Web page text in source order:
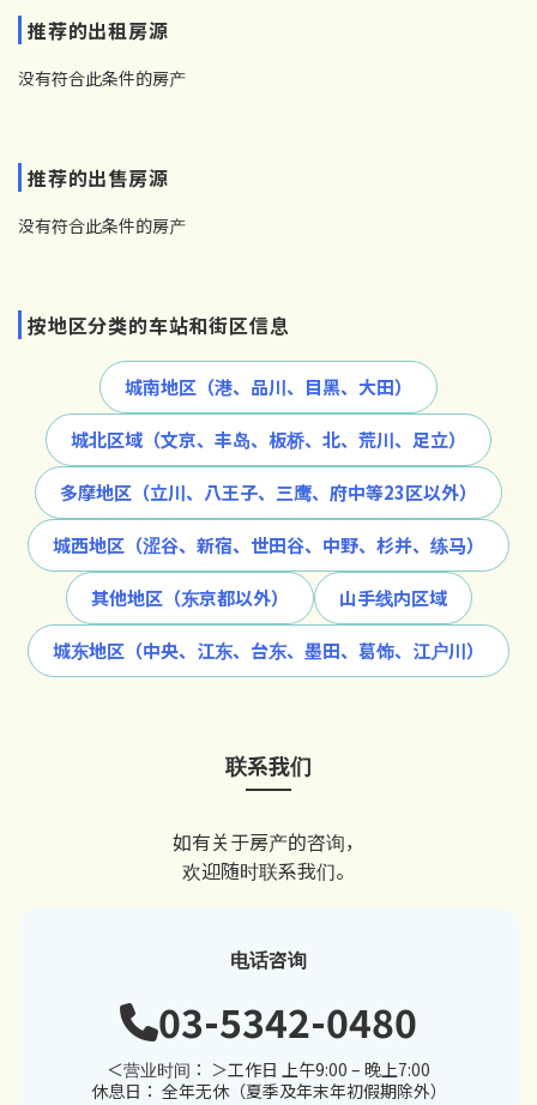
推荐的出租房源
没有符合此条件的房产
推荐的出售房源
没有符合此条件的房产
按地区分类的车站和街区信息
城南地区（港、品川、目黑、大田）
城北区域（文京、丰岛、板桥、北、荒川、足立）
多摩地区（立川、八王子、三鹰、府中等23区以外）
城西地区（涩谷、新宿、世田谷、中野、杉并、练马）
其他地区（东京都以外） 山手线内区域
城东地区（中央、江东、台东、墨田、葛饰、江户川）
联系我们
如有关于房产的咨询，
欢迎随时联系我们。
电话咨询
03-5342-0480
＜营业时间： ＞工作日 上午9:00 – 晚上7:00
休息日： 全年无休（夏季及年末年初假期除外）